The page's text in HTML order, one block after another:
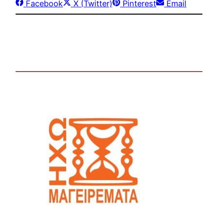
Share
on
Facebook
Share
on
X (Twitter)
Share
on
Pinterest
Share
on
Email